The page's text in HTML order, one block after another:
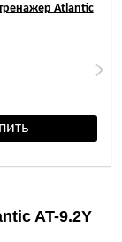
Atlantic
AT-9.2Y